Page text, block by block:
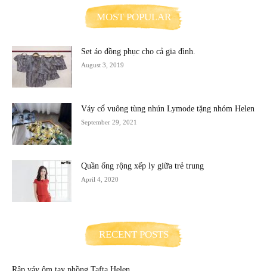
MOST POPULAR
Set áo đồng phục cho cả gia đình.
August 3, 2019
Váy cổ vuông tùng nhún Lymode tặng nhóm Helen
September 29, 2021
Quần ống rộng xếp ly giữa trẻ trung
April 4, 2020
RECENT POSTS